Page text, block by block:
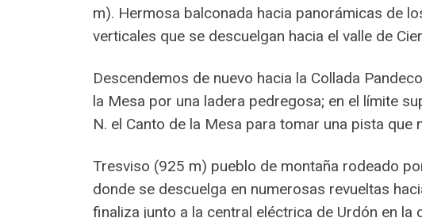
m). Hermosa balconada hacia panorámicas de
verticales que se descuelgan hacia el valle de
Descendemos de nuevo hacia la Collada
la Mesa por una ladera pedregosa; en el límite
N. el Canto de la Mesa para tomar una pista
Tresviso (925 m) pueblo de montaña rodeado
donde se descuelga en numerosas revueltas
finaliza junto a la central eléctrica de Urdón en